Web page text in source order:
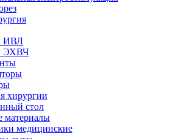
ИВЛ
ЭХВЧ
хирургии
стол
материалы
медицинские